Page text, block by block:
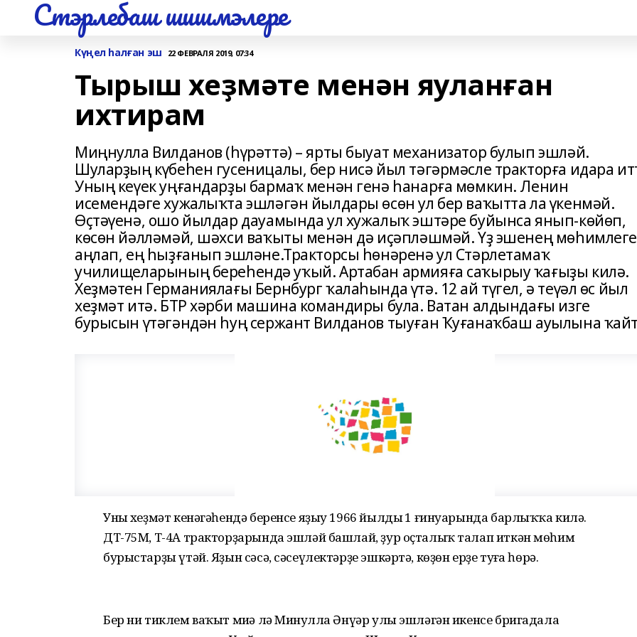
Стэрлебаш шишмэлере
Күңел һалған эш 22 ФЕВРАЛЯ 2019, 07:34
Тырыш хеҙмәте менән яуланған
ихтирам
Миңнулла Вилданов (һүрәттә) – ярты быуат механизатор булып эшләй.
Шуларҙың күбеһен гусеницалы, бер нисә йыл тәгәрмәсле тракторға идара
Уның кеүек уңғандарҙы бармаҡ менән генә һанарға мөмкин. Ленин
исемендәге хужалыҡта эшләгән йылдары өсөн ул бер ваҡытта ла үкенмәй.
Өҫтәүенә, ошо йылдар дауамында ул хужалыҡ эштәре буйынса янып-көйөп,
көсөн йәлләмәй, шәхси ваҡыты менән дә иҫәпләшмәй. Үҙ эшенең
аңлап, ең һыҙғанып эшләне.Тракторсы һөнәренә ул Стәрлетамаҡ
училищеларының береһендә уҡый. Артабан армияға саҡырыу ҡағыҙы килә.
Хеҙмәтен Германиялағы Бернбург ҡалаһында үтә. 12 ай түгел, ә теүәл өс йыл
хеҙмәт итә. БТР хәрби машина командиры була. Ватан алдындағы изге
бурысын үтәгәндән һуң сержант Вилданов тыуған Ҡуғанаҡбаш ауылына
Уның хеҙмәт кенәгәһендә беренсе яҙыу 1966 йылдың 1 ғинуарында барлыҡҡа килә.
ДТ-75М, Т-4А тракторҙарында эшләй башлай, ҙур оҫталыҡ талап иткән мөһим
бурыстарҙы үтәй. Яҙын сәсә, сәсеүлектәрҙе эшкәртә, көҙөн ерҙе туңға һөрә.
Бер ни тиклем ваҡыт миңә лә Миңнулла Әнүәр улы эшләгән икенсе бригадала